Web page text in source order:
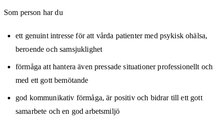
Som person har du
ett genuint intresse för att vårda patienter med psykisk ohälsa,
beroende och samsjuklighet
förmåga att hantera även pressade situationer professionellt och
med ett gott bemötande
god kommunikativ förmåga, är positiv och bidrar till ett gott
samarbete och en god arbetsmiljö